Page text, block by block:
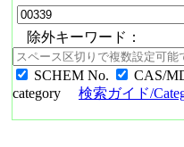
除外キーワード：
SCHEM No. CAS/
category
検索ガイド/